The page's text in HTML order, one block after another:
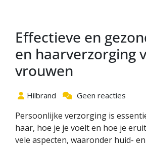
Effectieve en
en haarverzorging
vrouwen
Hilbrand Geen reacties
Persoonlijke verzorging is
haar, hoe je je voelt en hoe je
vele aspecten, waaronder huid-